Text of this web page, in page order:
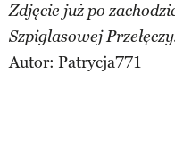
Zdjęcie już po
Szpiglasowej
Autor: Patrycja771